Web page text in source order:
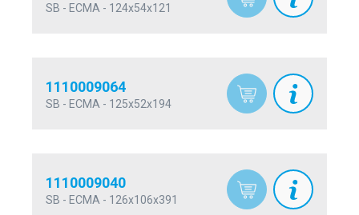
SB - ECMA - 124x54x121
1110009064
SB - ECMA - 125x52x194
1110009040
SB - ECMA - 126x106x391